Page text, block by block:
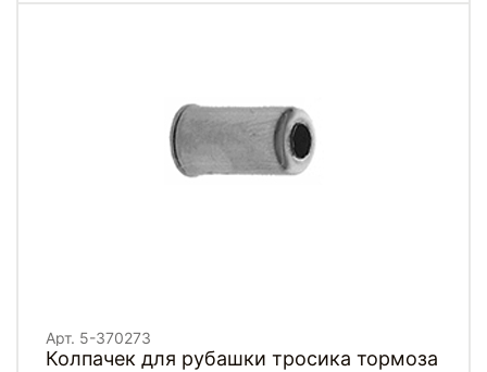
Арт. 5-370273
Колпачек для рубашки тросика тормоза